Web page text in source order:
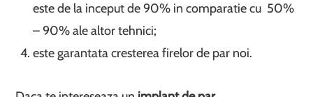
este de la inceput de 90% in comparatie cu 50%
– 90% ale altor tehnici;
este garantata cresterea firelor de par noi.